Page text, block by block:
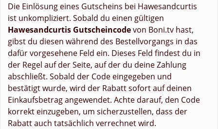
Die Einlösung eines Gutscheins bei Hawesandcurtis
ist unkompliziert. Sobald du einen gültigen
Hawesandcurtis Gutscheincodevon Boni.tv hast,
gibst du diesen während des Bestellvorgangs in das
dafür vorgesehene Feld ein. Dieses Feld findest du in
der Regel auf der Seite, auf der du deine Zahlung
abschließt. Sobald der Code eingegeben und
bestätigt wurde, wird der Rabatt sofort auf deinen
Einkaufsbetrag angewendet. Achte darauf, den Code
korrekt einzugeben, um sicherzustellen, dass der
Rabatt auch tatsächlich verrechnet wird.